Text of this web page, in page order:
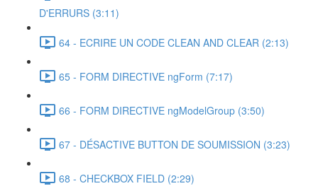
D'ERRURS (3:11)
64 - ECRIRE UN CODE CLEAN AND CLEAR (2:13)
65 - FORM DIRECTIVE ngForm (7:17)
66 - FORM DIRECTIVE ngModelGroup (3:50)
67 - DÉSACTIVE BUTTON DE SOUMISSION (3:23)
68 - CHECKBOX FIELD (2:29)